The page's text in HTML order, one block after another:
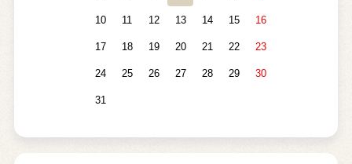
10 11 12 13 14 15 16
17 18 19 20 21 22 23
24 25 26 27 28 29 30
31